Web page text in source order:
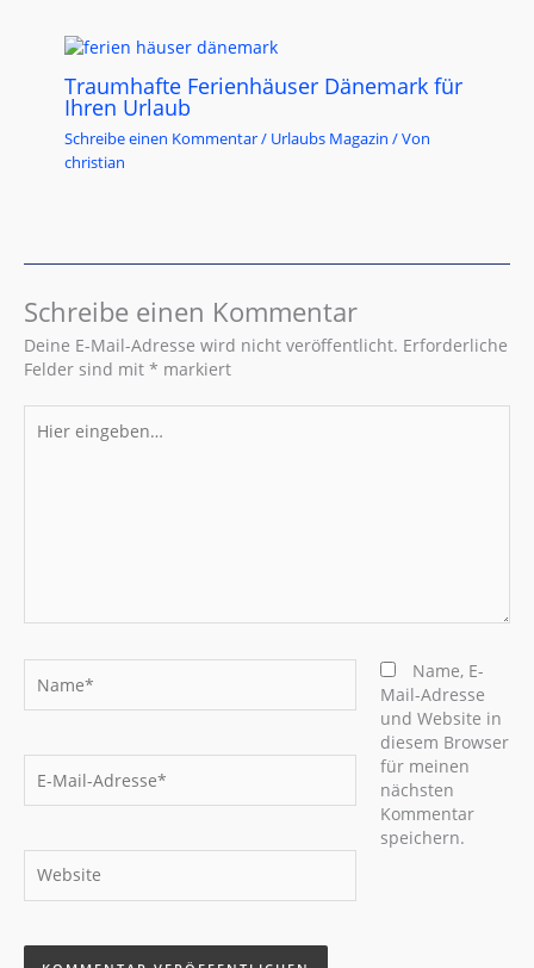
Traumhafte Ferienhäuser Dänemark für
Ihren Urlaub
Schreibe einen Kommentar/ Urlaubs Magazin / Von
christian
Schreibe einen Kommentar
Deine E-Mail-Adresse wird nicht veröffentlicht. Erforderliche
Felder sind mit * markiert
eingeben…
Mail-
Adresse*
Name, E-
Mail-Adresse
und Website in
diesem Browser
für meinen
nächsten
Kommentar
speichern.